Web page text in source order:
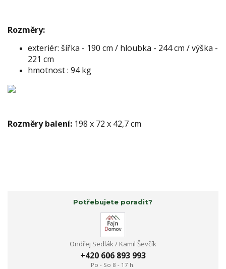
Rozměry:
exteriér: šířka - 190 cm / hloubka - 244 cm / výška -
221 cm
hmotnost : 94 kg
Rozměry balení: 198 x 72 x 42,7 cm
Potřebujete poradit?
Ondřej Sedlák / Kamil Ševčík
+420 606 893 993
Po - So 8 - 17 h.